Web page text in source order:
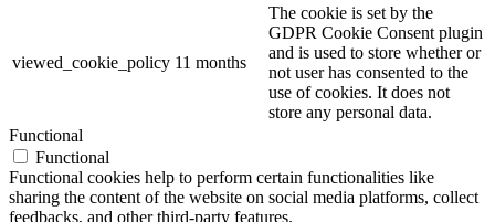
viewed_cookie_policy 11 months
The cookie is set by the
GDPR Cookie Consent plugin
and is used to store whether or
not user has consented to the
use of cookies. It does not
store any personal data.
Functional
Functional
Functional cookies help to perform certain functionalities like
sharing the content of the website on social media platforms, collect
feedbacks, and other third-party features.